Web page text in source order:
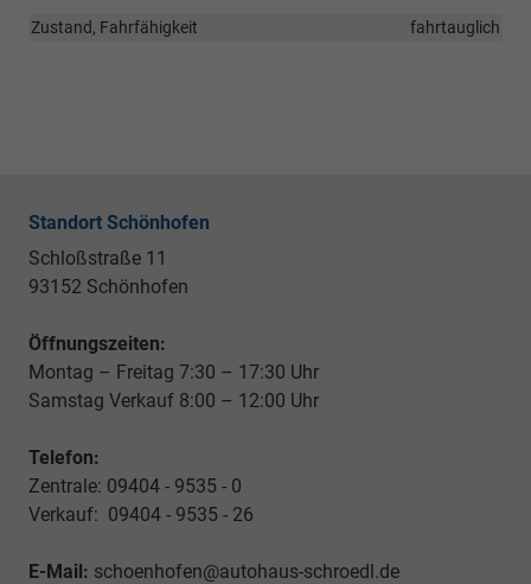
Zustand, Fahrfähigkeit
fahrtauglich
Standort Schönhofen
Schloßstraße 11
93152 Schönhofen
Öffnungszeiten:
Montag – Freitag 7:30 – 17:30 Uhr
Samstag Verkauf 8:00 – 12:00 Uhr
Telefon:
Zentrale: 09404 - 9535 - 0
Verkauf: 09404 - 9535 - 26
E-Mail: schoenhofen@autohaus-schroedl.de